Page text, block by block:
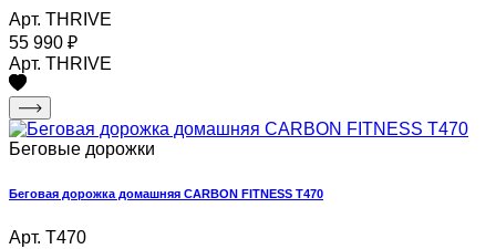
Арт. THRIVE
55 990 ₽
Арт. THRIVE
Беговые дорожки
Беговая дорожка домашняя CARBON FITNESS T470
Арт. T470